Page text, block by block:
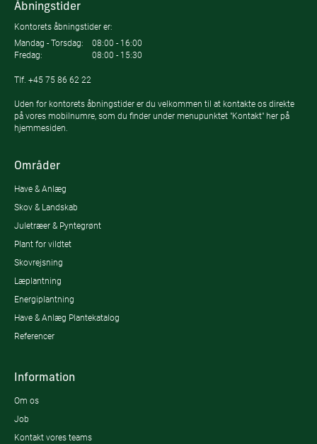
Åbningstider
Kontorets åbningstider er:
Mandag - Torsdag:
08:00 - 16:00
Fredag:
08:00 - 15:30
Tlf. +45 75 86 62 22
Uden for kontorets åbningstider er du velkommen til at kontakte os direkte
på vores mobilnumre, som du finder under menupunktet "Kontakt" her på
hjemmesiden.
Områder
Have & Anlæg
Skov & Landskab
Juletræer & Pyntegrønt
Plant for vildtet
Skovrejsning
Læplantning
Energiplantning
Have & Anlæg Plantekatalog
Referencer
Information
Om os
Job
Kontakt vores teams